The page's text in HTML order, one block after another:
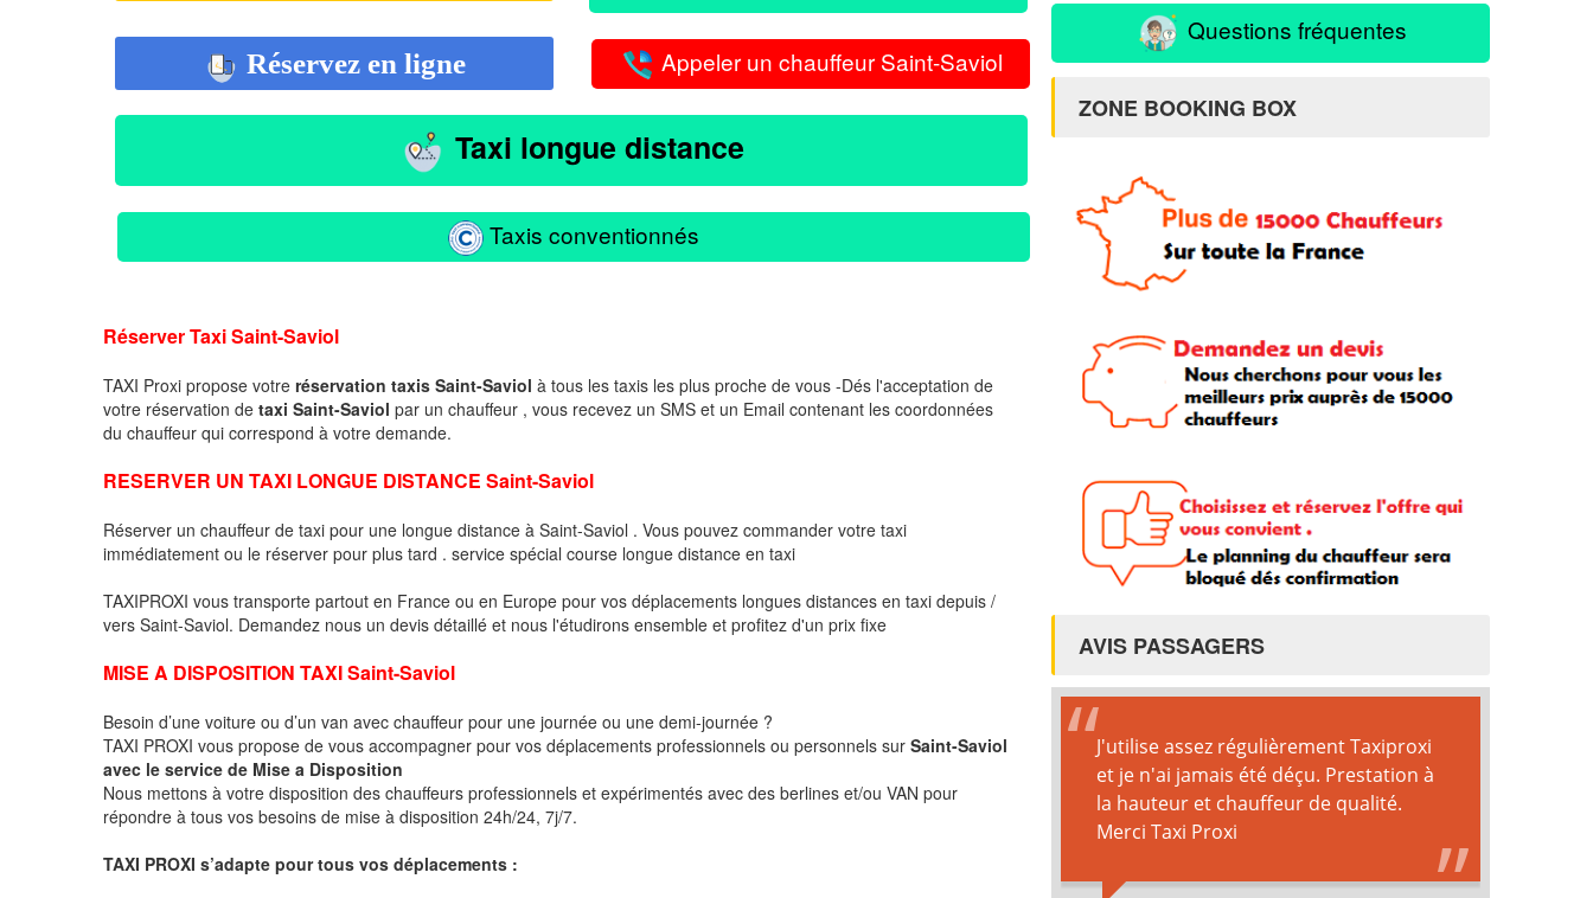
Réservez en ligne Appeler un chauffeur Saint-Saviol
Taxi longue distance
Taxis conventionnés
Réserver Taxi Saint-Saviol
TAXI Proxi propose votre réservation taxis Saint-Saviol à tous les taxis les plus proche de vous -Dés l'acceptation de
votre réservation de taxi Saint-Saviol par un chauffeur , vous recevez un SMS et un Email contenant les coordonnées
du chauffeur qui correspond à votre demande.
RESERVER UN TAXI LONGUE DISTANCE Saint-Saviol
Réserver un chauffeur de taxi pour une longue distance à Saint-Saviol . Vous pouvez commander votre taxi
immédiatement ou le réserver pour plus tard . service spécial course longue distance en taxi
TAXIPROXI vous transporte partout en France ou en Europe pour vos déplacements longues distances en taxi depuis /
vers Saint-Saviol. Demandez nous un devis détaillé et nous l'étudirons ensemble et profitez d'un prix fixe
MISE A DISPOSITION TAXI Saint-Saviol
Besoin d’une voiture ou d’un van avec chauffeur pour une journée ou une demi-journée ?
TAXI PROXI vous propose de vous accompagner pour vos déplacements professionnels ou personnels sur Saint-Saviol
avec le service de Mise a Disposition
Nous mettons à votre disposition des chauffeurs professionnels et expérimentés avec des berlines et/ou VAN pour
répondre à tous vos besoins de mise à disposition 24h/24, 7j/7.
TAXI PROXI s’adapte pour tous vos déplacements :
Questions fréquentes
ZONE BOOKING BOX
AVIS PASSAGERS